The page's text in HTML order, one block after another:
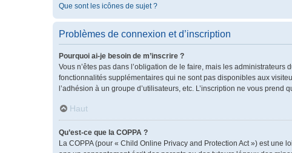
Que sont les icônes de sujet ?
Problèmes de connexion et d’inscription
Pourquoi ai-je besoin de m’inscrire ?
Vous n’êtes pas dans l’obligation de le faire, mais les
fonctionnalités supplémentaires qui ne sont pas disponibles aux
l’adhésion à un groupe d’utilisateurs, etc. L’inscription ne vous
Haut
Qu’est-ce que la COPPA ?
La COPPA (pour « Child Online Privacy and Protection Act ») est